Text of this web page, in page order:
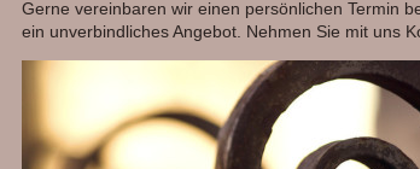
Gerne vereinbaren wir einen persönlichen Termin
ein unverbindliches Angebot. Nehmen Sie mit uns